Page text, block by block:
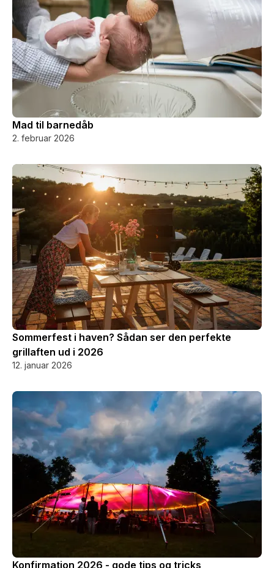
Mad til barnedåb
2. februar 2026
Sommerfest i haven? Sådan ser den perfekte
grillaften ud i 2026
12. januar 2026
Konfirmation 2026 - gode tips og tricks